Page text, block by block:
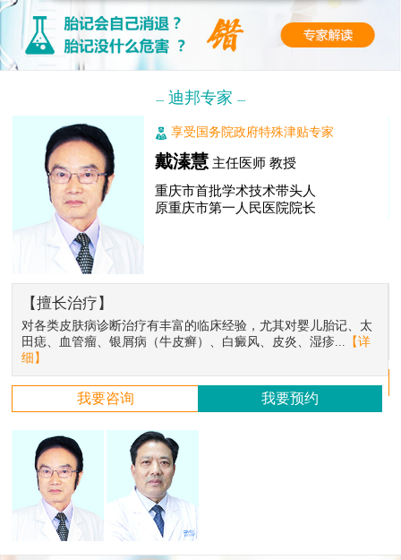
--- 迪邦专家 ---
享受国务院政府特殊津贴专家
戴溱慧 主任医师 教授
重庆市首批学术技术带头人
原重庆市第一人民医院院长
【擅长治疗】
对各类皮肤病诊断治疗有丰富的临床经验，尤其对婴儿胎记、太
田痣、血管瘤、银屑病（牛皮癣）、白癜风、皮炎、湿疹... 【详
细】
我要咨询 我要预约